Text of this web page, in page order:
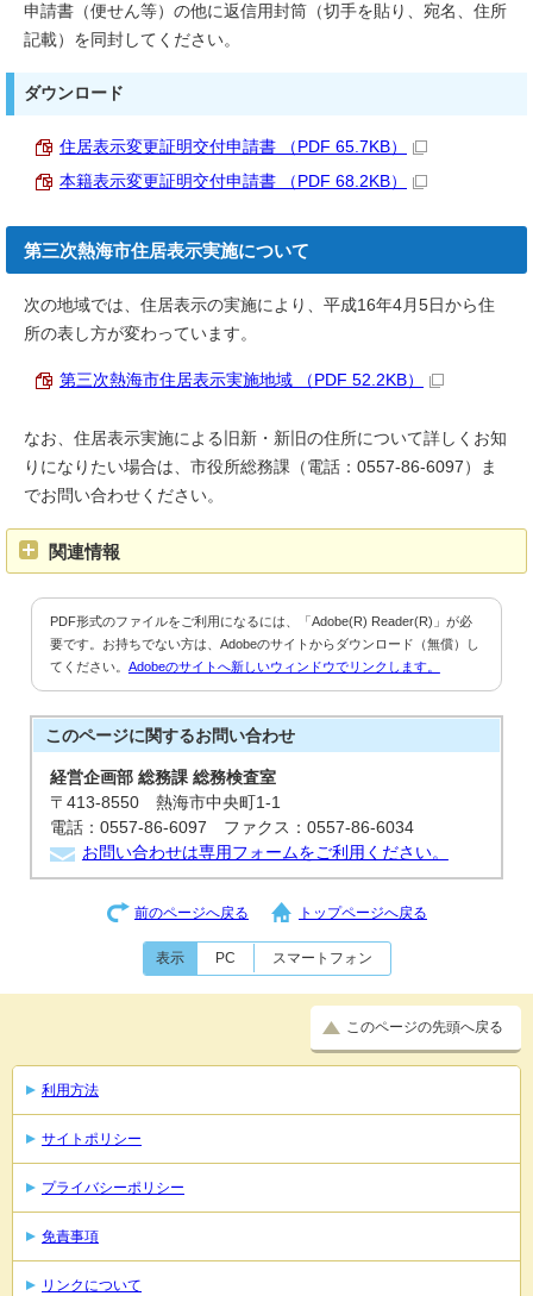
申請書（便せん等）の他に返信用封筒（切手を貼り、宛名、住所
記載）を同封してください。
ダウンロード
住居表示変更証明交付申請書 （PDF 65.7KB）
本籍表示変更証明交付申請書 （PDF 68.2KB）
第三次熱海市住居表示実施について
次の地域では、住居表示の実施により、平成16年4月5日から住
所の表し方が変わっています。
第三次熱海市住居表示実施地域 （PDF 52.2KB）
なお、住居表示実施による旧新・新旧の住所について詳しくお知
りになりたい場合は、市役所総務課（電話：0557-86-6097）ま
でお問い合わせください。
関連情報
PDF形式のファイルをご利用になるには、「Adobe(R) Reader(R)」が必
要です。お持ちでない方は、Adobeのサイトからダウンロード（無償）し
てください。 Adobeのサイトへ新しいウィンドウでリンクします。
このページに関するお問い合わせ
経営企画部 総務課 総務検査室
〒413-8550 熱海市中央町1-1
電話：0557-86-6097 ファクス：0557-86-6034
お問い合わせは専用フォームをご利用ください。
前のページへ戻る トップページへ戻る
表示 PC スマートフォン
このページの先頭へ戻る
利用方法
サイトポリシー
プライバシーポリシー
免責事項
リンクについて